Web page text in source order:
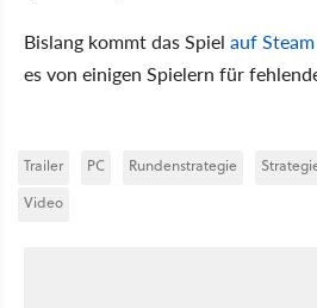
Bislang kommt das Spiel auf
es von einigen Spielern für
Trailer PC Rundenstrategie
Video